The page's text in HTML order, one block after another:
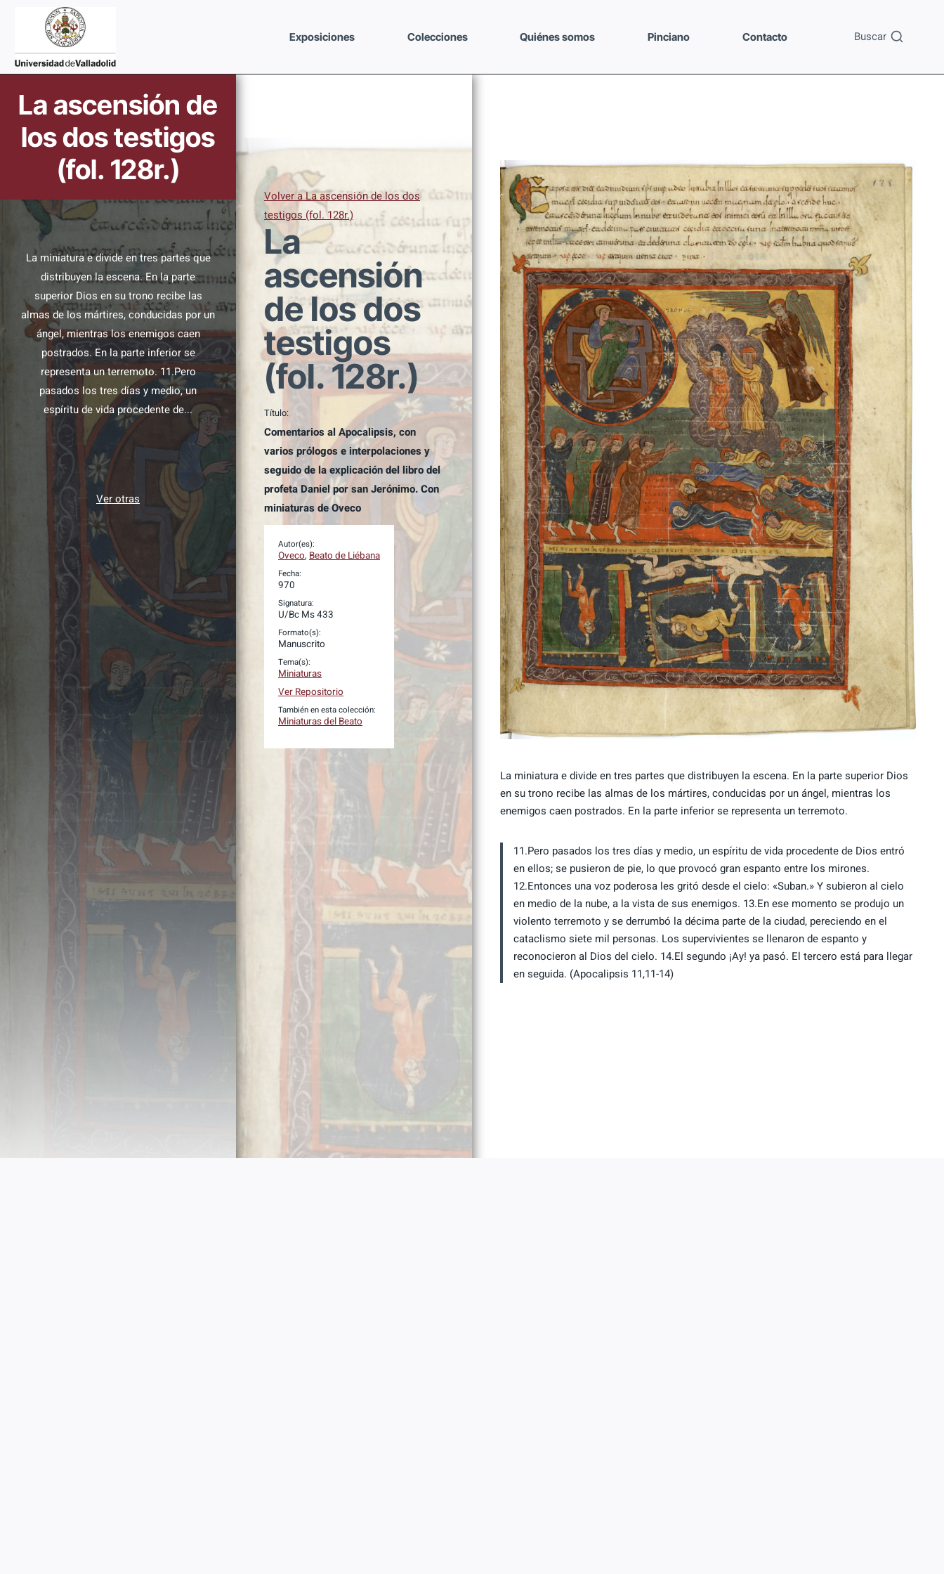
Exposiciones Colecciones Quiénes somos Pinciano Contacto Buscar
La ascensión de
los dos testigos
(fol. 128r.)
La miniatura e divide en tres partes que
distribuyen la escena. En la parte
superior Dios en su trono recibe las
almas de los mártires, conducidas por un
ángel, mientras los enemigos caen
postrados. En la parte inferior se
representa un terremoto. 11.Pero
pasados los tres días y medio, un
espíritu de vida procedente de...
Ver otras
Imagen
Volver a La ascensión de los dos
testigos (fol. 128r.)
La
ascensión
de los dos
testigos
(fol. 128r.)
Título:
Comentarios al Apocalipsis, con
varios prólogos e interpolaciones y
seguido de la explicación del libro del
profeta Daniel por san Jerónimo. Con
miniaturas de Oveco
Autor(es):
Oveco, Beato de Liébana
Fecha:
970
Signatura:
U/Bc Ms 433
Formato(s):
Manuscrito
Tema(s):
Miniaturas
Ver Repositorio
También en esta colección:
Miniaturas del Beato
La miniatura e divide en tres partes que distribuyen la escena. En la parte superior Dios
en su trono recibe las almas de los mártires, conducidas por un ángel, mientras los
enemigos caen postrados. En la parte inferior se representa un terremoto.
11.Pero pasados los tres días y medio, un espíritu de vida procedente de Dios entró
en ellos; se pusieron de pie, lo que provocó gran espanto entre los mirones.
12.Entonces una voz poderosa les gritó desde el cielo: «Suban.» Y subieron al cielo
en medio de la nube, a la vista de sus enemigos. 13.En ese momento se produjo un
violento terremoto y se derrumbó la décima parte de la ciudad, pereciendo en el
cataclismo siete mil personas. Los supervivientes se llenaron de espanto y
reconocieron al Dios del cielo. 14.El segundo ¡Ay! ya pasó. El tercero está para llegar
en seguida. (Apocalipsis 11,11-14)